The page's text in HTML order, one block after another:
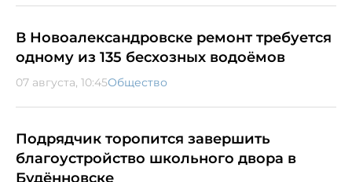
В Новоалександровске ремонт требуется
одному из 135 бесхозных водоёмов
07 августа, 10:45Общество
Подрядчик торопится завершить
благоустройство школьного двора в
Будённовске